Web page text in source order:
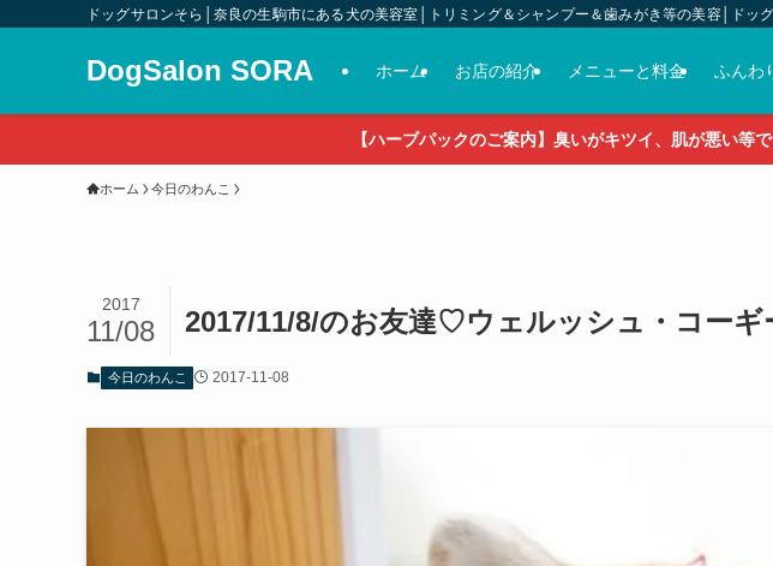
ドッグサロンそら│奈良の生駒市にある犬の美容室│トリミング＆シャンプー＆歯みがき等の美容│ドッ
DogSalon SORA ホーム お店の紹介 メニューと料金 ふんわ
【ハーブパックのご案内】臭いがキツイ、肌が悪い等
ホーム 今日のわんこ
2017/11/8/のお友達♡ウェルッシュ・コーギ
2017
11/08
今日のわんこ 2017-11-08